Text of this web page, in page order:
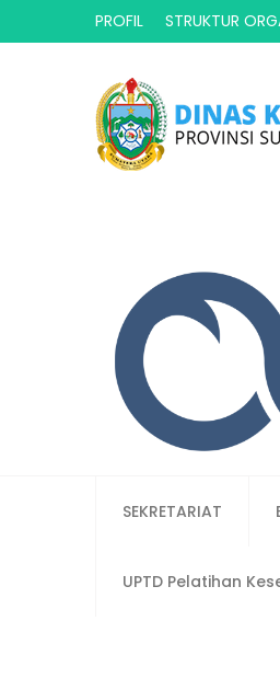
PROFIL STRUKTUR
SEKRETARIAT
UPTD Pelatihan